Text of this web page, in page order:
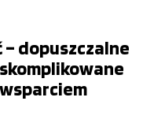
dopuszczalne